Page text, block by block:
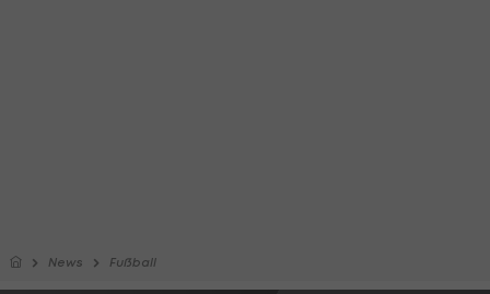
News Fußball